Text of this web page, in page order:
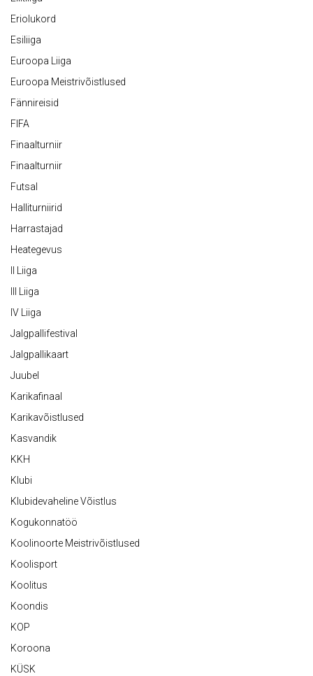
Eriolukord
Esiliiga
Euroopa Liiga
Euroopa Meistrivõistlused
Fännireisid
FIFA
Finaalturniir
Finaalturniir
Futsal
Halliturniirid
Harrastajad
Heategevus
II Liiga
III Liiga
IV Liiga
Jalgpallifestival
Jalgpallikaart
Juubel
Karikafinaal
Karikavõistlused
Kasvandik
KKH
Klubi
Klubidevaheline Võistlus
Kogukonnatöö
Koolinoorte Meistrivõistlused
Koolisport
Koolitus
Koondis
KOP
Koroona
KÜSK